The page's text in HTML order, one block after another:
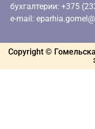
бухгалтерии: +375
e-mail:
Copyright ©